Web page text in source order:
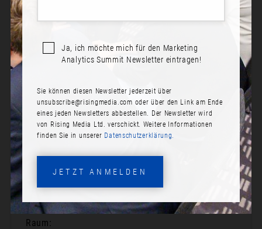
Yael Farkas
LEARNINGS FROM THE REAL-
WORLD IMPLEMENTATION OF
MARKETING TRIANGULATION
Datum:
Dienstag, 19. November 2024
Raum:
Ja, ich möchte mich für den Marketing
Analytics Summit Newsletter eintragen!
Sie können diesen Newsletter jederzeit über
unsubscribe@risingmedia.com oder über den Link am Ende
eines jeden Newsletters abbestellen. Der Newsletter wird
von Rising Media Ltd. verschickt. Weitere Informationen
finden Sie in unserer Datenschutzerklärung.
JETZT ANMELDEN